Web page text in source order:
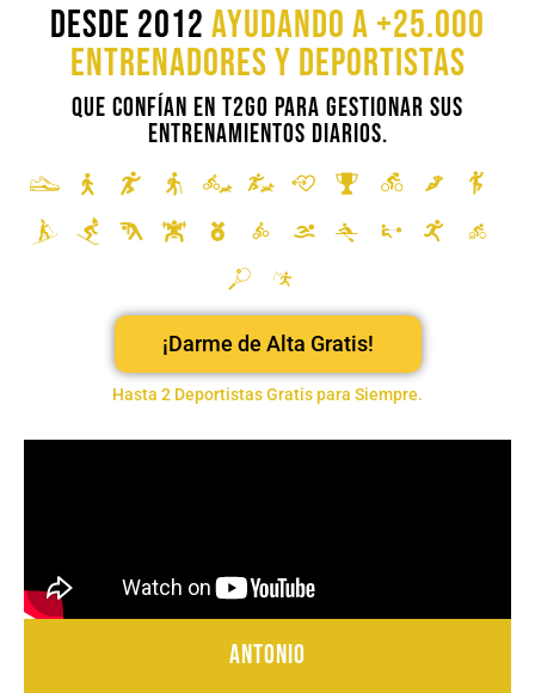
Desde 2012 ayudando a +25.000
Entrenadores y deportistas
que Confían en T2Go para gestionar sus
entrenamientos diarios.
¡Darme de Alta Gratis!
Hasta 2 Deportistas Gratis para Siempre.
Antonio